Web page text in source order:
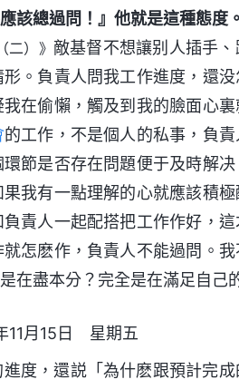
該總過問！』他就是這種態
）》 敵基督不想讓别人插手
。負責人問我工作進度，還
在偷懶，觸及到我的臉面心
的工作，不是個人的私事，負
節是否存在問題便于及時解
我有一點理解的心就應該積
責人一起配搭把工作作好，
怎麽作，負責人不能過問。
在盡本分？完全是在滿足自己
11月15日 星期五
度，還説「為什麽跟預計完